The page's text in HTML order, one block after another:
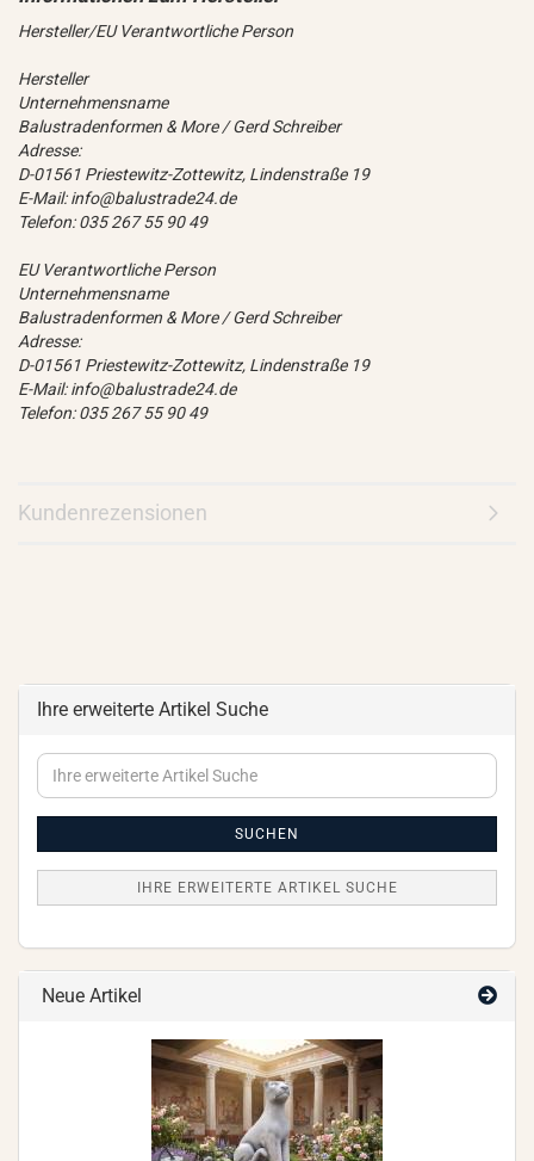
Hersteller/EU Verantwortliche Person
Hersteller
Unternehmensname
Balustradenformen & More / Gerd Schreiber
Adresse:
D-01561 Priestewitz-Zottewitz, Lindenstraße 19
E-Mail: info@balustrade24.de
Telefon: 035 267 55 90 49
EU Verantwortliche Person
Unternehmensname
Balustradenformen & More / Gerd Schreiber
Adresse:
D-01561 Priestewitz-Zottewitz, Lindenstraße 19
E-Mail: info@balustrade24.de
Telefon: 035 267 55 90 49
Kundenrezensionen
Ihre erweiterte Artikel Suche
Ihre
erweiterte
SUCHEN
IHRE ERWEITERTE ARTIKEL SUCHE
Neue Artikel